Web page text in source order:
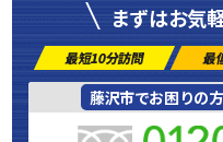
まずはお気
最短10分訪問 最
藤沢市でお困りの方